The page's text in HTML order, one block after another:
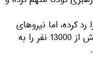
کرده، اما نیروهای
امنیتی ترکیه در یک هفته گذشته بیش از 13000 نفر را به